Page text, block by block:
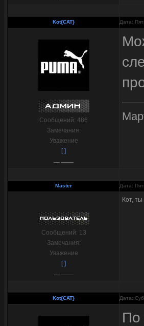
Kot{CAT} Дата:
Сообщений: 486
Замечания:
Уважение
[ ]
Master Дата:
Сообщений: 13
Замечания:
Уважение
[ ]
Кот,
Kot{CAT} Дата:
По